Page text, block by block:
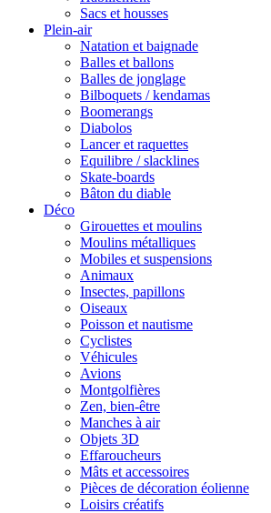
Sacs et housses
Plein-air
Natation et baignade
Balles et ballons
Balles de jonglage
Bilboquets / kendamas
Boomerangs
Diabolos
Lancer et raquettes
Equilibre / slacklines
Skate-boards
Bâton du diable
Déco
Girouettes et moulins
Moulins métalliques
Mobiles et suspensions
Animaux
Insectes, papillons
Oiseaux
Poisson et nautisme
Cyclistes
Véhicules
Avions
Montgolfières
Zen, bien-être
Manches à air
Objets 3D
Effaroucheurs
Mâts et accessoires
Pièces de décoration éolienne
Loisirs créatifs